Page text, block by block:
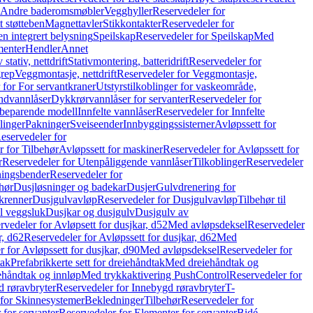
baderomsmøblerVegghyllerReservedeler for
støttebenMagnettavlerStikkontakterReservedeler for
integrert belysningSpeilskapReservedeler for SpeilskapMed
HendlerAnnet
stativ, nettdriftStativmontering, batteridriftReservedeler for
Veggmontasje, nettdriftReservedeler for Veggmontasje,
for For servantkranerUtstyrstilkoblinger for vaskeområde,
Dykkrørvannlåser for servanterReservedeler for
modellInnfelte vannlåserReservedeler for Innfelte
PakningerSveiseenderInnbyggingssisternerAvløpssett for
for
for TilbehørAvløpssett for maskinerReservedeler for Avløpssett for
Reservedeler for Utenpåliggende vannlåserTilkoblingerReservedeler
Reservedeler for
Dusjløsninger og badekarDusjerGulvdrenering for
DusjgulvavløpReservedeler for DusjgulvavløpTilbehør til
veggslukDusjkar og dusjgulvDusjgulv av
for Avløpsett for dusjkar, d52Med avløpsdekselReservedeler
d62Reservedeler for Avløpssett for dusjkar, d62Med
for Avløpssett for dusjkar, d90Med avløpsdekselReservedeler for
Prefabrikkerte sett for dreiehåndtakMed dreiehåndtak og
og innløpMed trykkaktivering PushControlReservedeler for
røravbryterReservedeler for Innebygd røravbryterT-
SkinnesystemerBekledningerTilbehørReservedeler for